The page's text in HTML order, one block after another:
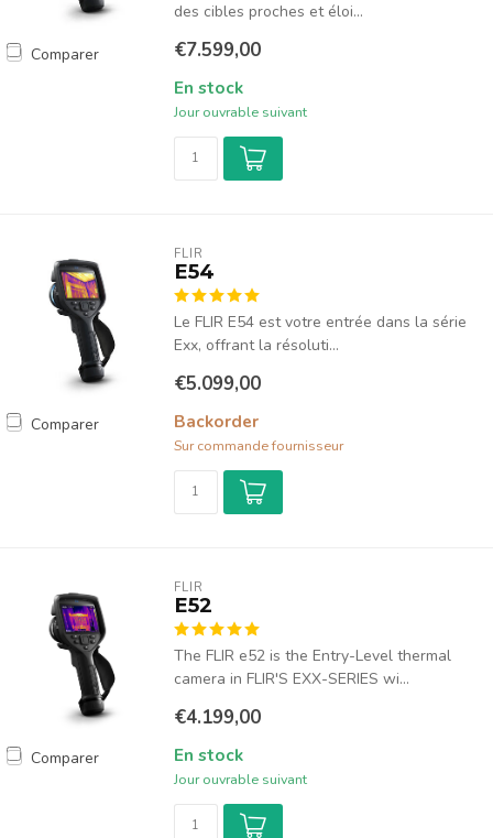
Comparer
des cibles proches et éloi...
€7.599,00
En stock
Jour ouvrable suivant
Comparer
FLIR
E54
Le FLIR E54 est votre entrée dans la série
Exx, offrant la résoluti...
€5.099,00
Backorder
Sur commande fournisseur
Comparer
FLIR
E52
The FLIR e52 is the Entry-Level thermal
camera in FLIR'S EXX-SERIES wi...
€4.199,00
En stock
Jour ouvrable suivant